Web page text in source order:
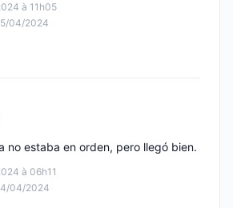
à 11h05
04/2024
à 06h11
04/2024
no estaba en orden, pero llegó bien.